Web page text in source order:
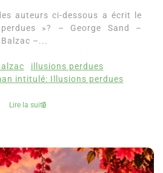
auteurs ci-dessous a écrit le
»? – George Sand –
–...
illusions perdues
intitulé: Illusions perdues
Lire la suite